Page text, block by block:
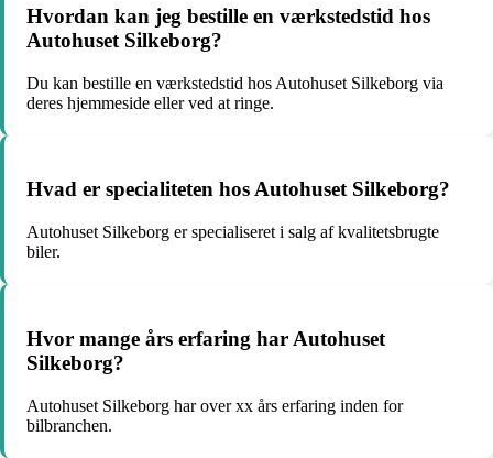
Hvordan kan jeg bestille en værkstedstid hos
Autohuset Silkeborg?
Du kan bestille en værkstedstid hos Autohuset Silkeborg via
deres hjemmeside eller ved at ringe.
Hvad er specialiteten hos Autohuset Silkeborg?
Autohuset Silkeborg er specialiseret i salg af kvalitetsbrugte
biler.
Hvor mange års erfaring har Autohuset
Silkeborg?
Autohuset Silkeborg har over xx års erfaring inden for
bilbranchen.